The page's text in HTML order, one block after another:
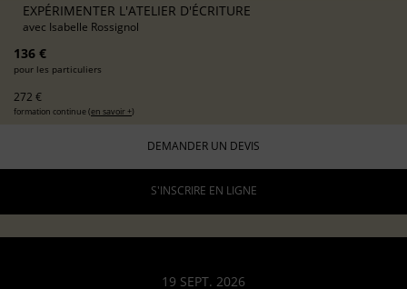
EXPÉRIMENTER L'ATELIER D'ÉCRITURE
avec Isabelle Rossignol
136 €
pour les particuliers
272 €
formation continue (en savoir +)
DEMANDER UN DEVIS
S'INSCRIRE EN LIGNE
19 SEPT. 2026